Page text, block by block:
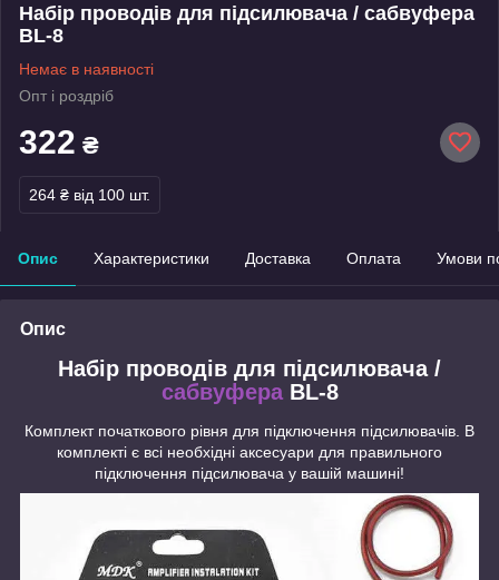
Набір проводів для підсилювача / сабвуфера
BL-8
Немає в наявності
Опт і роздріб
322 ₴
264 ₴ від 100 шт.
Опис Характеристики Доставка Оплата Умови
Опис
Набір проводів для підсилювача /
сабвуфераBL-8
Комплект початкового рівня для підключення підсилювачів. В
комплекті є всі необхідні аксесуари для правильного
підключення підсилювача у вашій машині!